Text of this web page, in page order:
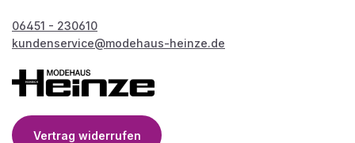
06451 - 230610
kundenservice@modehaus-heinze.de
Vertrag widerrufen